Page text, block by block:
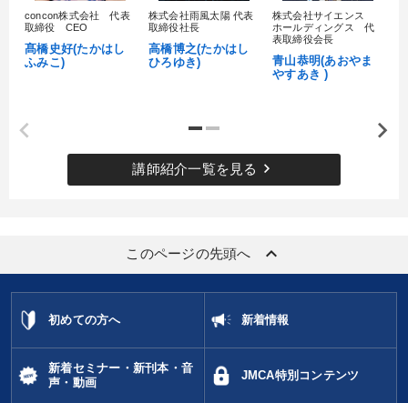
相続・事業承継
営業力強化 推薦
※「更新」を押すと「タグ・キーワード」を更新いただけます。
concon株式会社 代表
取締役 CEO
髙橋史好(たかはし
ふみこ)
株式会社雨風太陽 代表
取締役社長
高橋博之(たかはし
ひろゆき)
株式会社サイエンス
ホールディングス 代
表取締役会長
青山恭明(あおやま
やすあき )
講師紹介一覧を見る keyboard_arrow_right
このページの先頭へ keyboard_arrow_up
初めての方へ 新着情報
新着セミナー・新刊本・音
声・動画
JMCA特別コンテンツ